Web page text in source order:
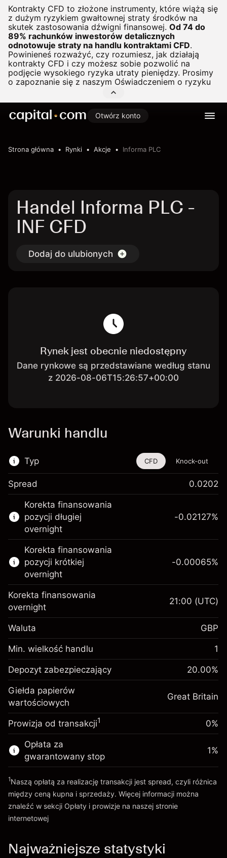
Kontrakty CFD to złożone instrumenty, które wiążą się
z dużym ryzykiem gwałtownej straty środków na
skutek zastosowania dźwigni finansowej. Od 74 do
89% rachunków inwestorów detalicznych
odnotowuje straty na handlu kontraktami CFD.
Powinieneś rozważyć, czy rozumiesz, jak działają
kontrakty CFD i czy możesz sobie pozwolić na
podjęcie wysokiego ryzyka utraty pieniędzy. Prosimy
o zapoznanie się z naszym Oświadczeniem o ryzyku
Otwórz konto
Strona główna Rynki Akcje Informa PLC
Handel Informa PLC -
INF CFD
Dodaj do ulubionych
Rynek jest obecnie niedostępny
Dane rynkowe są przedstawiane według stanu
z 2026-08-06T15:26:57+00:00
Warunki handlu
Typ
Ten instrument finansowy jest dostępny do
handlu poprzez CFD i opcje knock-out
Więcej informacji:
Kontrakty CFD
Opcje knock-out
CFD Knock-out
Spread 0.0202
Korekta finansowania
pozycji długiej
overnight
Depozyt
zabezpieczający. Twoja
inwestycja
£1,000.00
Opłata overnight za
utrzymanie pozycji
Opłaty od pełnej wartości
pozycji
-0.021272
%
Rozmiar transakcji z dźwignią ~
Środki z dźwigni ~£4,000.00
Idź do platformy
-0.02127%
Korekta finansowania
pozycji krótkiej
overnight
Depozyt
zabezpieczający. Twoja
inwestycja
£1,000.00
Opłata overnight za
utrzymanie pozycji
Opłaty od pełnej wartości
pozycji
%
Rozmiar transakcji z dźwignią ~
Środki z dźwigni ~
£4,000.00
Idź do platformy
-0.00065%
Korekta finansowania
overnight
21:00 (UTC)
Waluta GBP
Min. wielkość handlu 1
Depozyt zabezpieczający 20.00%
Giełda papierów
wartościowych
Great Britain
Prowizja od transakcji1 0%
Opłata za
gwarantowany stop
Opłaty i Prowizje
1%
1Naszą opłatą za realizację transakcji jest spread, czyli różnica
między ceną kupna i sprzedaży. Więcej informacji można
znaleźć w sekcji Opłaty i prowizje na naszej stronie
internetowej
Najważniejsze statystyki